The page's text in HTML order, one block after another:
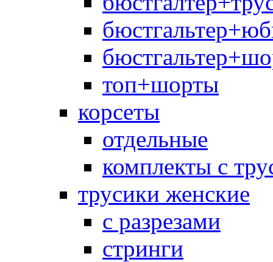
топ+шорты
корсеты
отдельные
комплекты с
трусики женские
с разрезами
стринги